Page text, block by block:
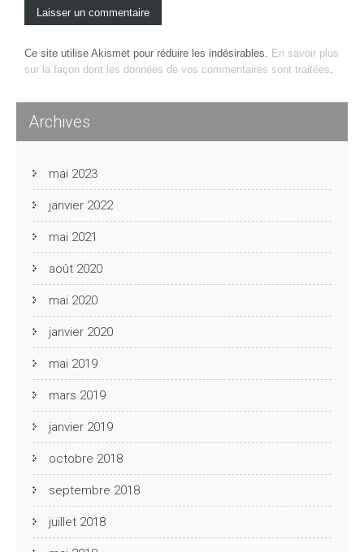
Ce site utilise Akismet pour réduire les indésirables. En savoir plus
sur la façon dont les données de vos commentaires sont traitées.
Archives
mai 2023
janvier 2022
mai 2021
août 2020
mai 2020
janvier 2020
mai 2019
mars 2019
janvier 2019
octobre 2018
septembre 2018
juillet 2018